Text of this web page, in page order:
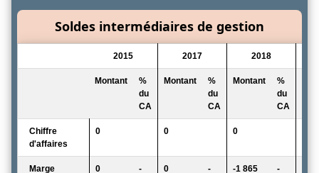
Soldes intermédiaires de gestion
2015 2017 2018
Montant
%
du
CA
Montant
%
du
CA
Montant
%
du
CA
Chiffre
d'affaires
0 0 0
Marge 0 - 0 - -1 865 -